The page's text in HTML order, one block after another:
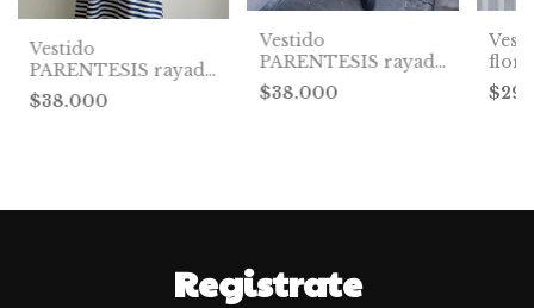
Vestido
PARENTESIS rayado
azul
$38.000
Vestido
PARENTESIS rayado
gris
$38.000
Registrate